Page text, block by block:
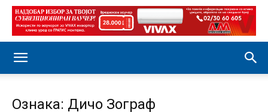
Ознака: Дичо Зограф